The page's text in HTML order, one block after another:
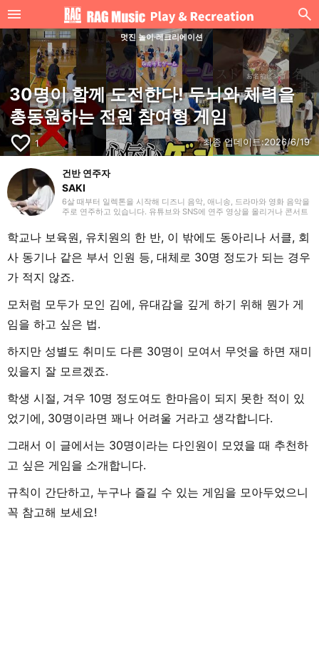
멋진 놀이·레크리에이션
30명이 함께 도전한다! 두뇌와 체력을
총동원하는 전원 참여형 게임
favorite_border 1 최종 업데이트:2026/6/19
건반 연주자
SAKI
6살 때부터 일렉톤을 시작해 디즈니 음악, 애니송, 드라마와 영화 음악을
주로 연주하고 있습니다. 유튜브와 SNS에 연주 영상을 올리거나 콘서트
아노도 시작했고, 학교 주최 행사에도 출연했습니다. 라이터로서는 음악
관련 기사뿐만 아니라 다양한 장르의 글을 다뤄왔기 때문에, 그동안의 경
험을 바탕으로 ‘해보고 싶다!’, ‘들어보고 싶다!’라고 느낄 수 있는 글을 전
해드리고 싶습니다!
학교나 보육원, 유치원의 한 반, 이 밖에도 동아리나 서클, 회
사 동기나 같은 부서 인원 등, 대체로 30명 정도가 되는 경우
가 적지 않죠.
모처럼 모두가 모인 김에, 유대감을 깊게 하기 위해 뭔가 게
임을 하고 싶은 법.
하지만 성별도 취미도 다른 30명이 모여서 무엇을 하면 재미
있을지 잘 모르겠죠.
학생 시절, 겨우 10명 정도여도 한마음이 되지 못한 적이 있
었기에, 30명이라면 꽤나 어려울 거라고 생각합니다.
그래서 이 글에서는 30명이라는 다인원이 모였을 때 추천하
고 싶은 게임을 소개합니다.
규칙이 간단하고, 누구나 즐길 수 있는 게임을 모아두었으니
꼭 참고해 보세요!